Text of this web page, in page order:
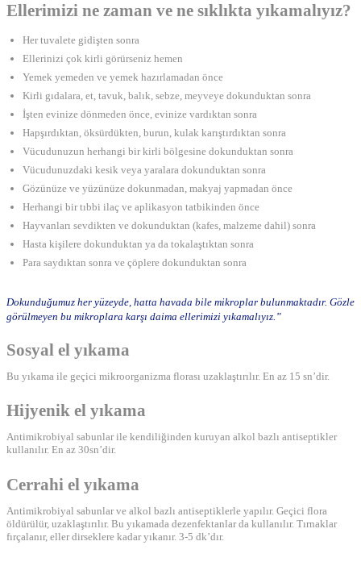
Ellerimizi ne zaman ve ne sıklıkta yıkamalıyız?
Her tuvalete gidişten sonra
Ellerinizi çok kirli görürseniz hemen
Yemek yemeden ve yemek hazırlamadan önce
Kirli gıdalara, et, tavuk, balık, sebze, meyveye dokunduktan sonra
İşten evinize dönmeden önce, evinize vardıktan sonra
Hapşırdıktan, öksürdükten, burun, kulak karıştırdıktan sonra
Vücudunuzun herhangi bir kirli bölgesine dokunduktan sonra
Vücudunuzdaki kesik veya yaralara dokunduktan sonra
Gözünüze ve yüzünüze dokunmadan, makyaj yapmadan önce
Herhangi bir tıbbi ilaç ve aplikasyon tatbikinden önce
Hayvanları sevdikten ve dokunduktan (kafes, malzeme dahil) sonra
Hasta kişilere dokunduktan ya da tokalaştıktan sonra
Para saydıktan sonra ve çöplere dokunduktan sonra
Dokunduğumuz her yüzeyde, hatta havada bile mikroplar bulunmaktadır. Gözle
görülmeyen bu mikroplara karşı daima ellerimizi yıkamalıyız.”
Sosyal el yıkama
Bu yıkama ile geçici mikroorganizma florası uzaklaştırılır. En az 15 sn’dir.
Hijyenik el yıkama
Antimikrobiyal sabunlar ile kendiliğinden kuruyan alkol bazlı antiseptikler
kullanılır. En az 30sn’dir.
Cerrahi el yıkama
Antimikrobiyal sabunlar ve alkol bazlı antiseptiklerle yapılır. Geçici flora
öldürülür, uzaklaştırılır. Bu yıkamada dezenfektanlar da kullanılır. Tırnaklar
fırçalanır, eller dirseklere kadar yıkanır. 3-5 dk’dır.